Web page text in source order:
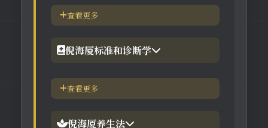
【视频】倪海厦-针灸大成
查看更多
倪海厦标准和诊断学
倪海厦简介-传奇人生
查看更多
倪海厦养生法